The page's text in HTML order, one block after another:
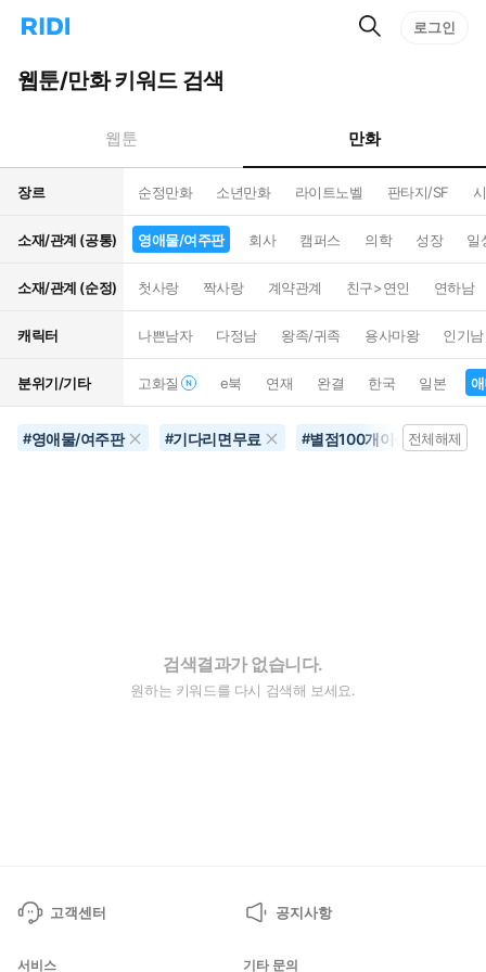
리
홈
으
턴
트
검
로그인
웹툰/만화 키워드 검색
웹툰 만화
장르 순정만화 소년만화 라이트노벨 판타지/SF
소재/관계 (공통) 영애물/여주판 회사 캠퍼스 의학 성장 일
소재/관계 (순정) 첫사랑 짝사랑 계약관계 친구>연인 연하남
캐릭터 나쁜남자 다정남 왕족/귀족 용사마왕 인기남
분위기/기타 고화질 e북 연재 완결 한국 일본
#영애물/여주판 #기다리면무료 #별점100개이상 #음악
전체해제
검색결과가 없습니다.
원하는 키워드를 다시 검색해 보세요.
고객센터 공지사항
서비스 기타 문의